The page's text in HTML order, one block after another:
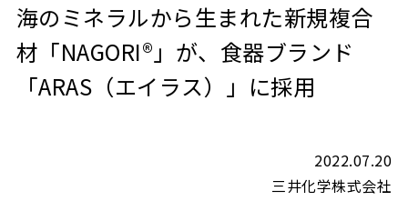
海のミネラルから生まれた新規複合
材「NAGORI®︎」が、食器ブランド
「ARAS（エイラス）」に採用
2022.07.20
三井化学株式会社